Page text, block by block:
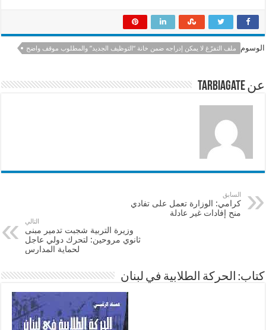
e
b
o
k
ai
l
at
sA
p
ar
e
الوسوم ملف التفرّغ لا يمكن إدراجه ضمن خانة “التوظيف الجديد” والمطلوب موقف واضح
عن tarbiagate
السابق
كرامي: الوزارة تعمل على تفادي
منح إفادات غير عادلة
التالي
وزيرة التربية شجبت تدمير مبنى
ثانوي مروحين: لتحرك دولي عاجل
لحماية المدارس
كتاب: الحركة الطلابية في لبنان